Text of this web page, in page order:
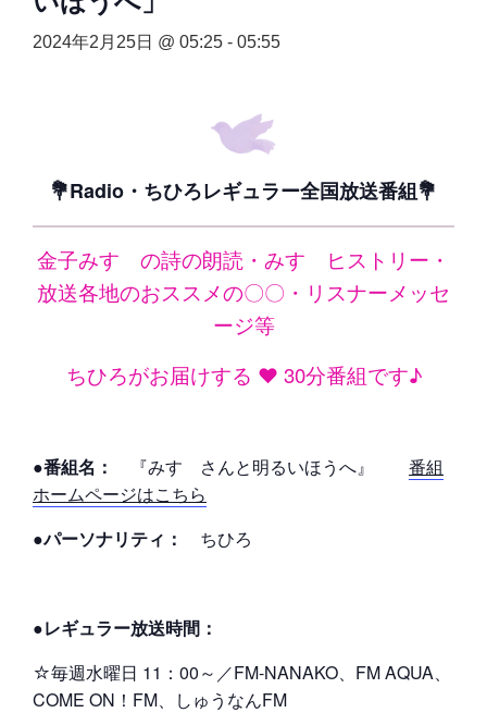
2024年2月25日 @ 05:25 - 05:55
💐Radio・ちひろレギュラー全国放送番組💐
金子みすゞの詩の朗読・みすゞヒストリー・
放送各地のおススメの〇〇・リスナーメッセ
ージ等
ちひろがお届けする ❤ 30分番組です♪
●番組名： 『みすゞさんと明るいほうへ』 番組
ホームページはこちら
●パーソナリティ：
ちひろ
●レギュラー放送時間：
☆毎週水曜日 11：00～／FM-NANAKO、FM AQUA、
COME ON！FM、しゅうなんFM